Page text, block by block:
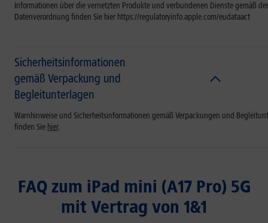
Informationen über die vernetzten Produkte und verbundenen Dienste gemäß
Datenverordnung finden Sie hier https://regulatoryinfo.apple.com/eudataact
Sicherheitsinformationen
gemäß Verpackung und
Begleitunterlagen
Warnhinweise und Sicherheitsinformationen gemäß Verpackungen und
finden Sie hier.
FAQ zum iPad mini (A17 Pro) 5G
mit Vertrag von 1&1